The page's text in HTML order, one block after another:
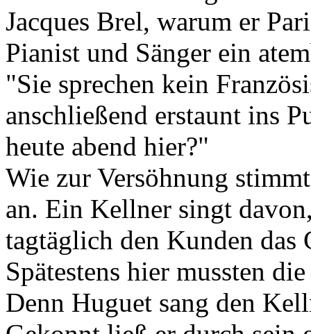
Jacques Brel, warum er
Pianist und Sänger ein
"Sie sprechen kein
anschließend erstaunt ins
heute abend hier?"
Wie zur Versöhnung
an. Ein Kellner singt
tagtäglich den Kunden das
Spätestens hier mussten
Denn Huguet sang den